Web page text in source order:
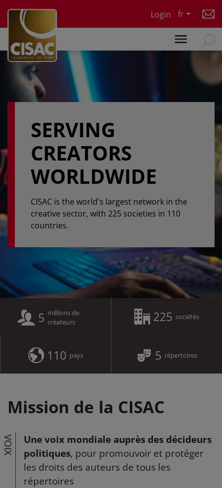
Login
fr
SERVING
CREATORS
WORLDWIDE
CISAC is the world's largest network in the
creative sector, with 225 societies in 110
countries.
5 millions de
créateurs
225 sociétés
110 pays 5 répertoires
Mission de la CISAC
VOIX
Une voix mondiale auprès des décideurs
politiques, pour promouvoir et protéger
les droits des auteurs de tous les
répertoires